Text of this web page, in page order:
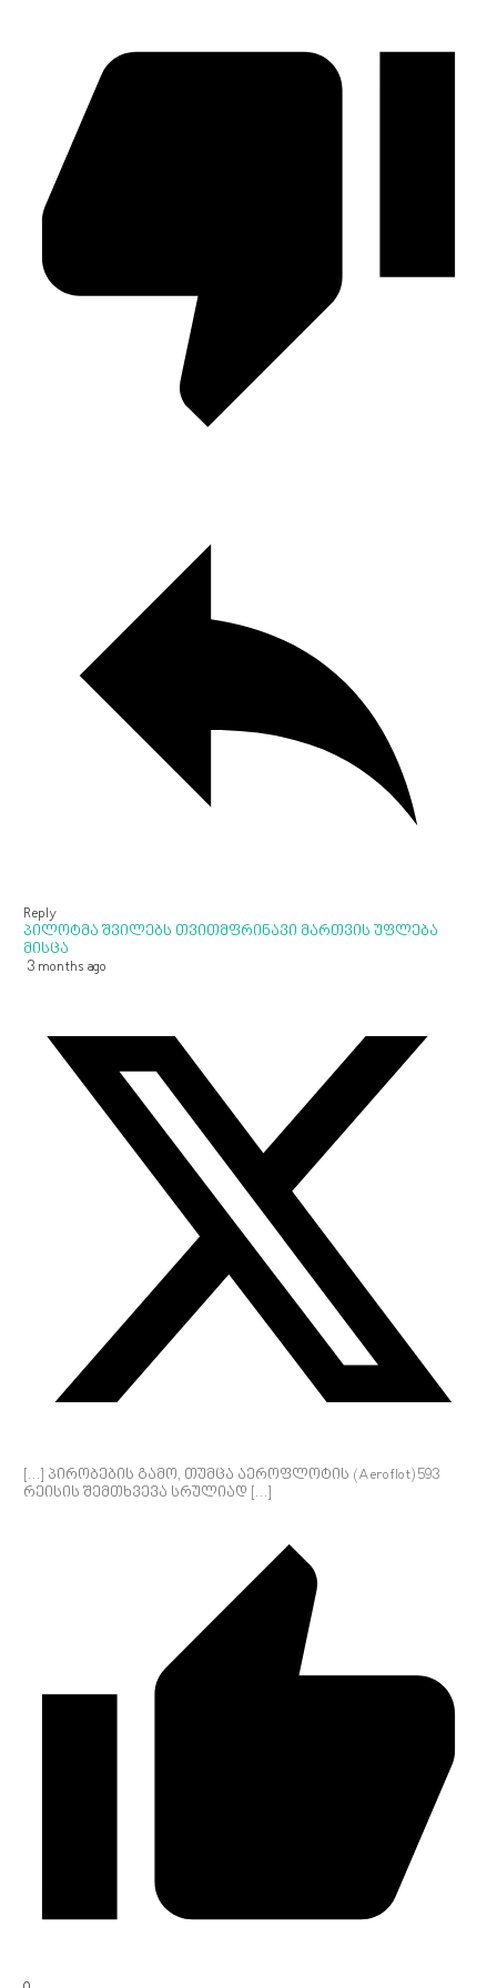
Reply
პილოტმა შვილებს თვითმფრინავი მართვის უფლება
მისცა
3 months ago
[…] პირობების გამო, თუმცა აეროფლოტის (Aeroflot) 593
რეისის შემთხვევა სრულიად […]